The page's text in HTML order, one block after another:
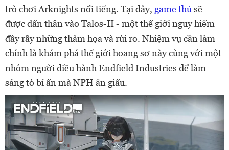
trò chơi Arknights nổi tiếng. Tại đây, game thủ sẽ
được dấn thân vào Talos-II - một thế giới nguy hiểm
đầy rẫy những thảm họa và rủi ro. Nhiệm vụ cần làm
chính là khám phá thế giới hoang sơ này cùng với một
nhóm người điều hành Endfield Industries để làm
sáng tỏ bí ẩn mà NPH ẩn giấu.